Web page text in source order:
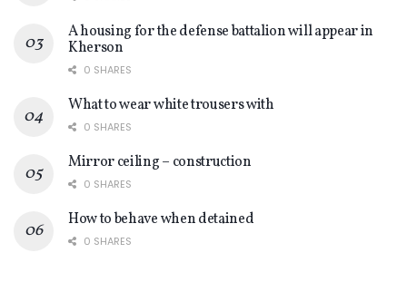
A housing for the defense battalion will appear in
Kherson
0 SHARES
What to wear white trousers with
0 SHARES
Mirror ceiling – construction
0 SHARES
How to behave when detained
0 SHARES